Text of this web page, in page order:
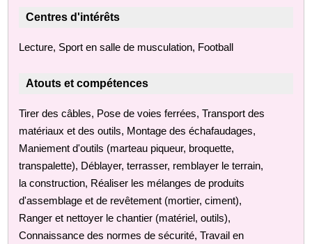
Centres d'intérêts
Lecture, Sport en salle de musculation, Football
Atouts et compétences
Tirer des câbles, Pose de voies ferrées, Transport des
matériaux et des outils, Montage des échafaudages,
Maniement d'outils (marteau piqueur, broquette,
transpalette), Déblayer, terrasser, remblayer le terrain,
la construction, Réaliser les mélanges de produits
d'assemblage et de revêtement (mortier, ciment),
Ranger et nettoyer le chantier (matériel, outils),
Connaissance des normes de sécurité, Travail en